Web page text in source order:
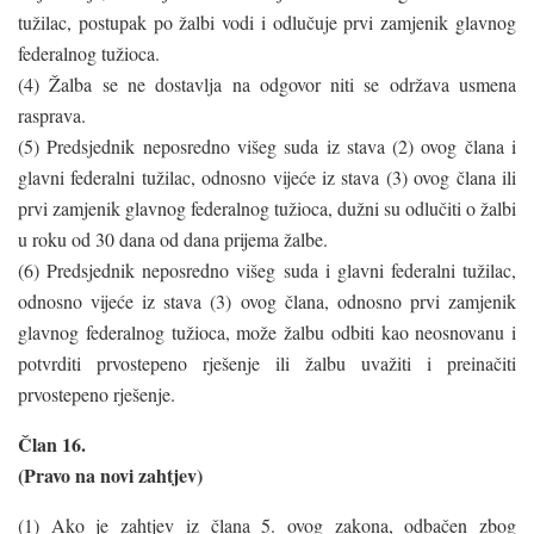
tužilac, postupak po žalbi vodi i odlučuje prvi zamjenik glavnog
federalnog tužioca.
(4) Žalba se ne dostavlja na odgovor niti se održava usmena
rasprava.
(5) Predsjednik neposredno višeg suda iz stava (2) ovog člana i
glavni federalni tužilac, odnosno vijeće iz stava (3) ovog člana ili
prvi zamjenik glavnog federalnog tužioca, dužni su odlučiti o žalbi
u roku od 30 dana od dana prijema žalbe.
(6) Predsjednik neposredno višeg suda i glavni federalni tužilac,
odnosno vijeće iz stava (3) ovog člana, odnosno prvi zamjenik
glavnog federalnog tužioca, može žalbu odbiti kao neosnovanu i
potvrditi prvostepeno rješenje ili žalbu uvažiti i preinačiti
prvostepeno rješenje.
Član 16.
(Pravo na novi zahtjev)
(1) Ako je zahtjev iz člana 5. ovog zakona, odbačen zbog